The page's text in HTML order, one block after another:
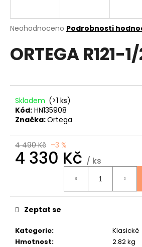
Průměrné
produktu
je
5
hvězdiček.
Neohodnoceno Podrobnosti
ORTEGA R121-
Skladem (>1 ks)
Kód: HN135908
Značka:Ortega
4 490 Kč –3 %
4 330 Kč / ks
Kategorie:
Klasické
Hmotnost:
2.82 kg
Zeptat se
j
t
?
D
o
u
č
u